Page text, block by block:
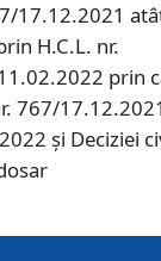
17.12.2021
H.C.L. nr.
prin
767/
și Deciziei